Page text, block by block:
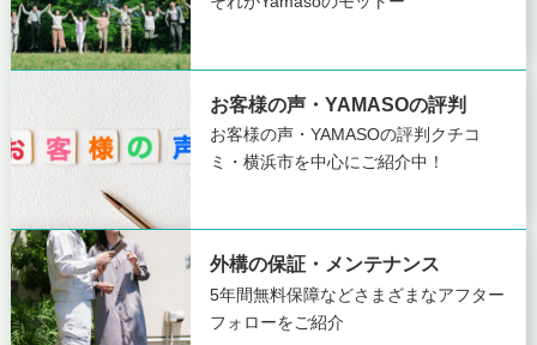
お客様の声・YAMASOの評判
お客様の声・YAMASOの評判 クチコ
ミ・横浜市を中心にご紹介中！
外構の保証・メンテナンス
5年間無料保障などさまざまなアフター
フォローをご紹介